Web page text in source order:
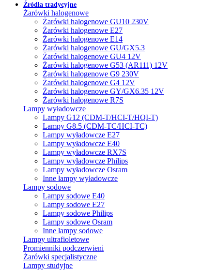
Źródła tradycyjne
Żarówki halogenowe
Żarówki halogenowe GU10 230V
Żarówki halogenowe E27
Żarówki halogenowe E14
Żarówki halogenowe GU/GX5.3
Żarówki halogenowe GU4 12V
Żarówki halogenowe G53 (AR111) 12V
Żarówki halogenowe G9 230V
Żarówki halogenowe G4 12V
Żarówki halogenowe GY/GX6.35 12V
Żarówki halogenowe R7S
Lampy wyładowcze
Lampy G12 (CDM-T/HCI-T/HQI-T)
Lampy G8.5 (CDM-TC/HCI-TC)
Lampy wyładowcze E27
Lampy wyładowcze E40
Lampy wyładowcze RX7S
Lampy wyładowcze Philips
Lampy wyładowcze Osram
Inne lampy wyładowcze
Lampy sodowe
Lampy sodowe E40
Lampy sodowe E27
Lampy sodowe Philips
Lampy sodowe Osram
Inne lampy sodowe
Lampy ultrafioletowe
Promienniki podczerwieni
Żarówki specjalistyczne
Lampy studyjne